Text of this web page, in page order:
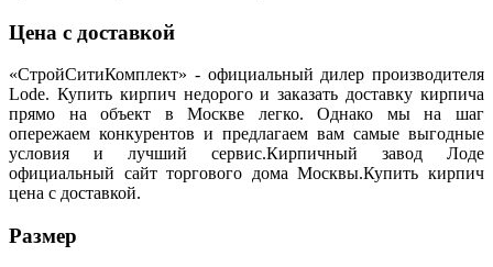
Цена с доставкой
«СтройСитиКомплект» - официальный дилер производителя
Lode. Купить кирпич недорого и заказать доставку кирпича
прямо на объект в Москве легко. Однако мы на шаг
опережаем конкурентов и предлагаем вам самые выгодные
условия и лучший сервис.Кирпичный завод Лоде
официальный сайт торгового дома Москвы.Купить кирпич
цена с доставкой.
Размер